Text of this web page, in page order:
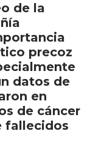
de la
precoz
datos de
en
de cáncer
fallecidos